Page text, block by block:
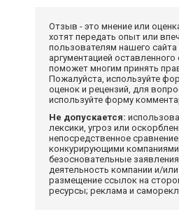
Отзыв - это мнение или
хотят передать опыт или
пользователям нашего сайта
аргументацией
поможет многим принять
Пожалуйста, используйте
оценок и рецензий, для
используйте форму
Не допускается:
лексики, угроз или
непосредственное
конкурирующими
безосновательные
деятельность компании и/или
размещение ссылок на
ресурсы; реклама и